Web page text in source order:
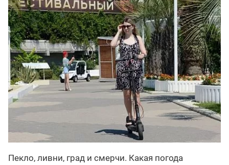
Пекло, ливни, град и смерчи. Какая погода